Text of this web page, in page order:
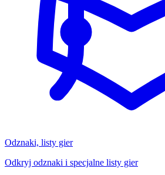
Odznaki, listy gier
Odkryj odznaki i specjalne listy gier